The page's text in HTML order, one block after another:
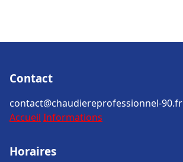
Contact
contact@chaudiereprofessionnel-90.fr
Accueil Informations
Horaires